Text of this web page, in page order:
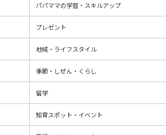
パパママの学習・スキルアップ
プレゼント
地域・ライフスタイル
季節・しぜん・くらし
留学
知育スポット・イベント